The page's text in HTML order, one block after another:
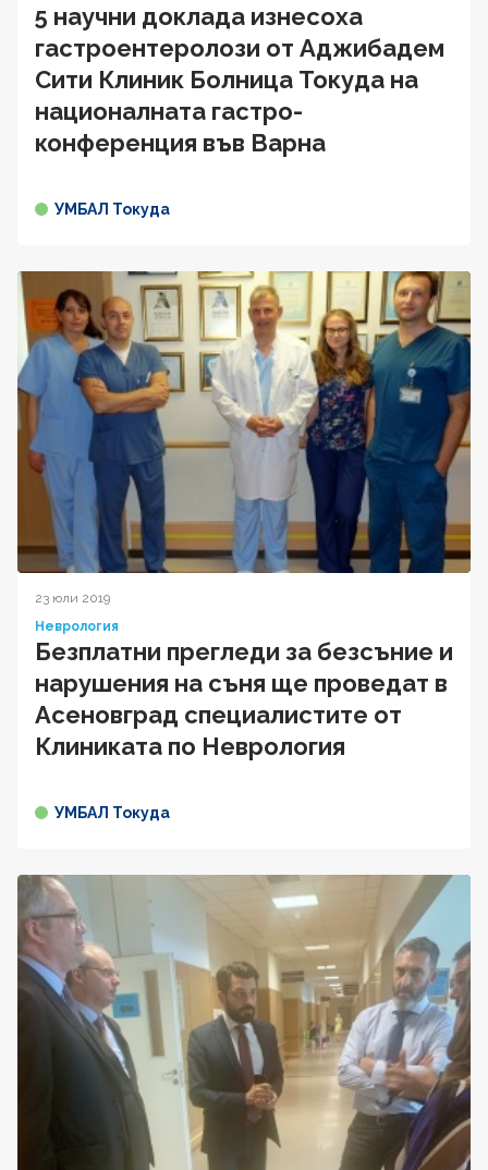
5 научни доклада изнесоха
гастроентеролози от Аджибадем
Сити Клиник Болница Токуда на
националната гастро-
конференция във Варна
УМБАЛ Токуда
23 юли 2019
Неврология
Безплатни прегледи за безсъние и
нарушения на съня ще проведат в
Асеновград специалистите от
Клиниката по Неврология
УМБАЛ Токуда